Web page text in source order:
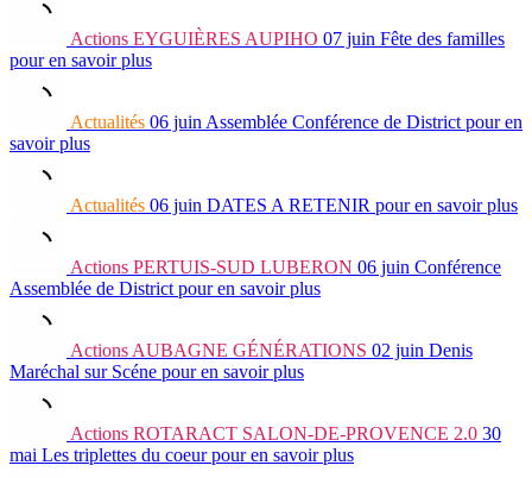
Actions EYGUIÈRES AUPIHO 07 juin Fête des familles
pour en savoir plus
Actualités 06 juin Assemblée Conférence de District pour en
savoir plus
Actualités 06 juin DATES A RETENIR pour en savoir plus
Actions PERTUIS-SUD LUBERON 06 juin Conférence
Assemblée de District pour en savoir plus
Actions AUBAGNE GÉNÉRATIONS 02 juin Denis
Maréchal sur Scéne pour en savoir plus
Actions ROTARACT SALON-DE-PROVENCE 2.0 30
mai Les triplettes du coeur pour en savoir plus